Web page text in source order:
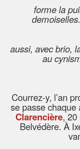
forme la
aussi, avec brio,
au
Courrez-y, l’an
se passe chaque
Clarencière,
Belvédère. À